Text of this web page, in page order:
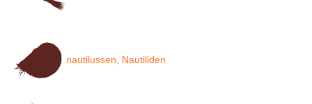
nautilussen, Nautiliden